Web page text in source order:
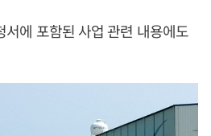
서에 포함된 사업 관련 내용에도